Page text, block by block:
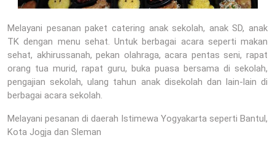
Melayani pesanan paket catering anak sekolah, anak SD, anak
TK dengan menu sehat. Untuk berbagai acara seperti makan
sehat, akhirussanah, pekan olahraga, acara pentas seni, rapat
orang tua murid, rapat guru, buka puasa bersama di sekolah,
pengajian sekolah, ulang tahun anak disekolah dan lain-lain di
berbagai acara sekolah.
Melayani pesanan di daerah Istimewa Yogyakarta seperti Bantul,
Kota Jogja dan Sleman